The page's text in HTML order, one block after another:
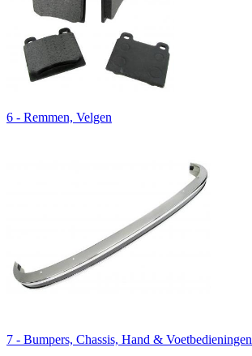
6 - Remmen, Velgen
7 - Bumpers, Chassis, Hand & Voetbedieningen